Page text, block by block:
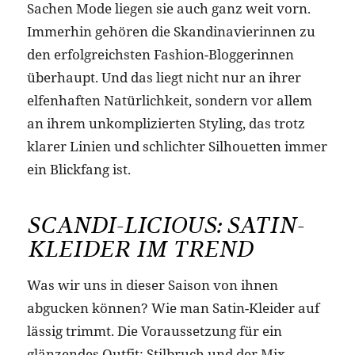
Sachen Mode liegen sie auch ganz weit vorn.
Immerhin gehören die Skandinavierinnen zu
den erfolgreichsten Fashion-Bloggerinnen
überhaupt. Und das liegt nicht nur an ihrer
elfenhaften Natürlichkeit, sondern vor allem
an ihrem unkomplizierten Styling, das trotz
klarer Linien und schlichter Silhouetten immer
ein Blickfang ist.
SCANDI-LICIOUS: SATIN-
KLEIDER IM TREND
Was wir uns in dieser Saison von ihnen
abgucken können? Wie man Satin-Kleider auf
lässig trimmt. Die Voraussetzung für ein